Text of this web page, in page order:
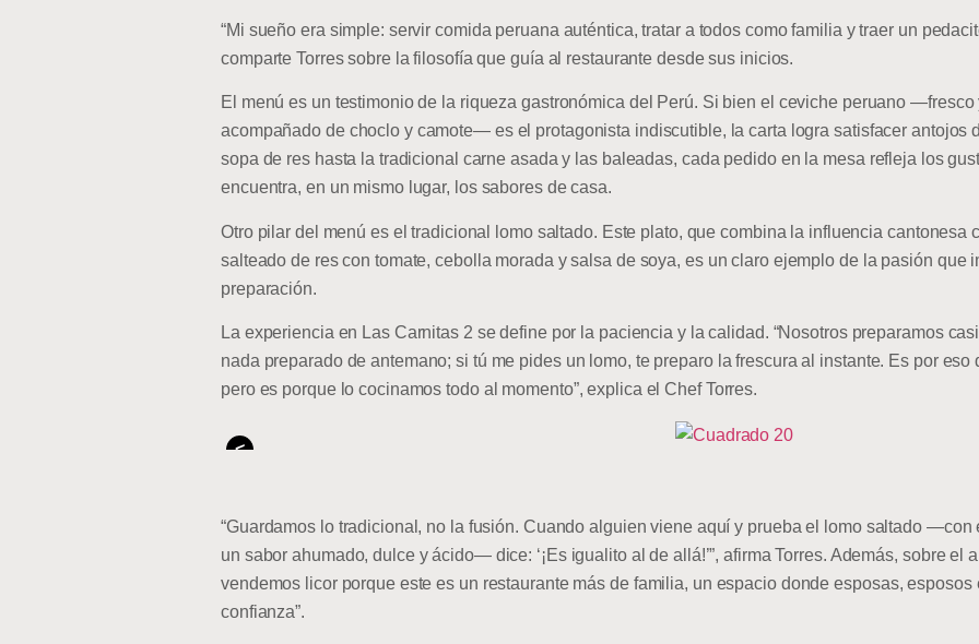
“Mi sueño era simple: servir comida peruana auténtica, tratar a todos como familia y traer un
comparte Torres sobre la filosofía que guía al restaurante desde sus inicios.
El menú es un testimonio de la riqueza gastronómica del Perú. Si bien el ceviche peruano
acompañado de choclo y camote— es el protagonista indiscutible, la carta logra satisfacer antojos
sopa de res hasta la tradicional carne asada y las baleadas, cada pedido en la mesa refleja los
encuentra, en un mismo lugar, los sabores de casa.
Otro pilar del menú es el tradicional lomo saltado. Este plato, que combina la influencia cantonesa
salteado de res con tomate, cebolla morada y salsa de soya, es un claro ejemplo de la pasión que
preparación.
La experiencia en Las Carnitas 2 se define por la paciencia y la calidad. “Nosotros preparamos
nada preparado de antemano; si tú me pides un lomo, te preparo la frescura al instante. Es por
pero es porque lo cocinamos todo al momento”, explica el Chef Torres.
<
“Guardamos lo tradicional, no la fusión. Cuando alguien viene aquí y prueba el lomo saltado
un sabor ahumado, dulce y ácido— dice: ‘¡Es igualito al de allá!’”, afirma Torres. Además, sobre el
vendemos licor porque este es un restaurante más de familia, un espacio donde esposas,
confianza”.